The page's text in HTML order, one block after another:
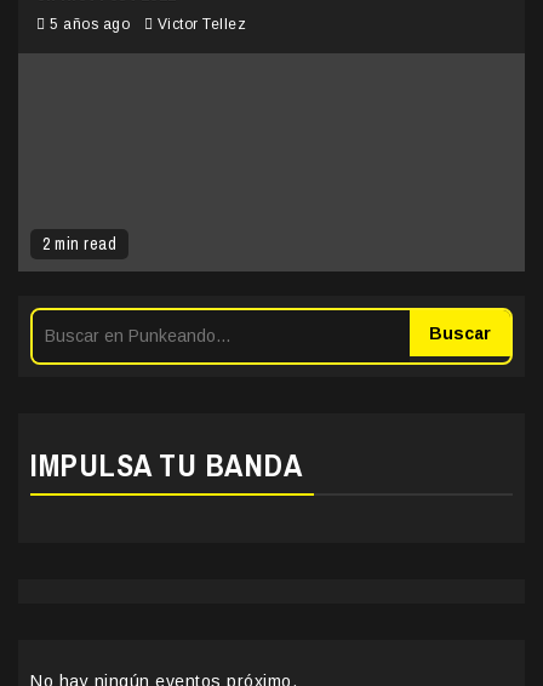
2 min read
5 años ago Victor Tellez
Buscar
IMPULSA TU BANDA
No hay ningún eventos próximo.